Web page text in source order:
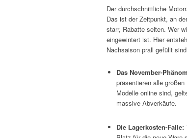
Der durchschnittliche
Das ist der Zeitpunkt, an
starr, Rabatte selten. Wer
eingewintert ist. Hier
Nachsaison prall gefüllt
Das November-
präsentieren alle
Modelle online sind,
massive Abverkäufe.
Die Lagerkosten-Falle: